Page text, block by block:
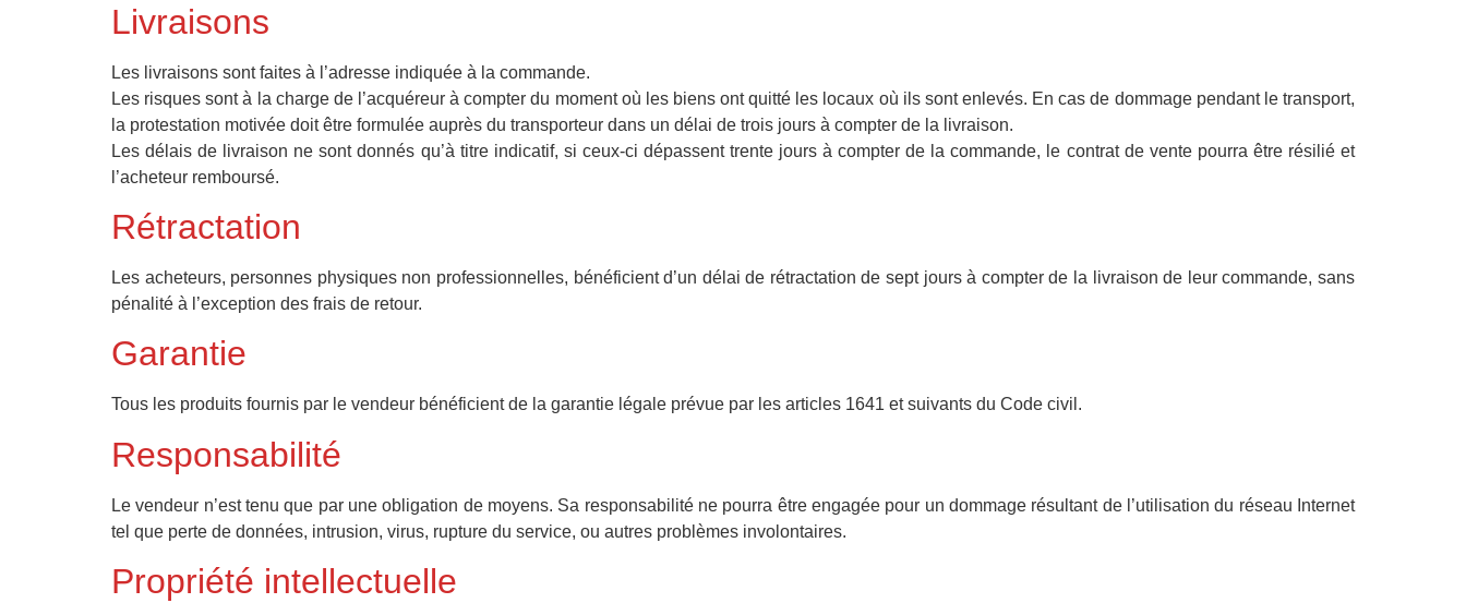
Livraisons
Les livraisons sont faites à l’adresse indiquée à la commande.
Les risques sont à la charge de l’acquéreur à compter du moment où les biens ont quitté les locaux où ils sont enlevés. En cas de dommage pendant le transport,
la protestation motivée doit être formulée auprès du transporteur dans un délai de trois jours à compter de la livraison.
Les délais de livraison ne sont donnés qu’à titre indicatif, si ceux-ci dépassent trente jours à compter de la commande, le contrat de vente pourra être résilié et
l’acheteur remboursé.
Rétractation
Les acheteurs, personnes physiques non professionnelles, bénéficient d’un délai de rétractation de sept jours à compter de la livraison de leur commande, sans
pénalité à l’exception des frais de retour.
Garantie
Tous les produits fournis par le vendeur bénéficient de la garantie légale prévue par les articles 1641 et suivants du Code civil.
Responsabilité
Le vendeur n’est tenu que par une obligation de moyens. Sa responsabilité ne pourra être engagée pour un dommage résultant de l’utilisation du réseau Internet
tel que perte de données, intrusion, virus, rupture du service, ou autres problèmes involontaires.
Propriété intellectuelle